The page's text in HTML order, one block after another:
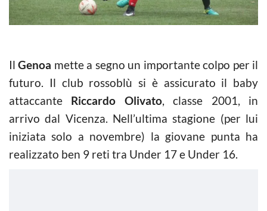
IlGenoa mette a segno un importante colpo per il
futuro. Il club rossoblù si è assicurato il baby
attaccante Riccardo Olivato, classe 2001, in
arrivo dal Vicenza. Nell’ultima stagione (per lui
iniziata solo a novembre) la giovane punta ha
realizzato ben 9 reti tra Under 17 e Under 16.